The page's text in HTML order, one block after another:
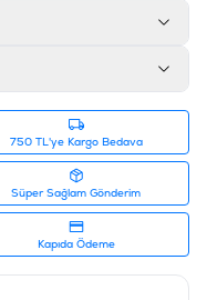
750 TL'ye Kargo Bedava
Süper Sağlam Gönderim
Kapıda Ödeme